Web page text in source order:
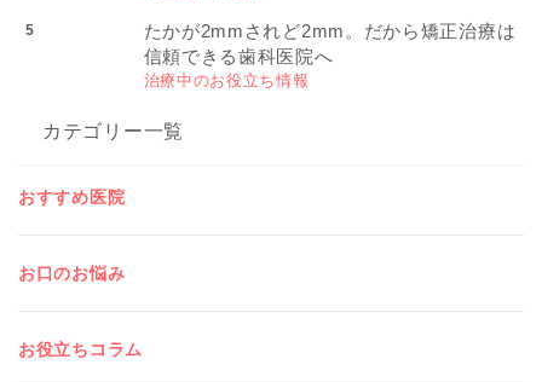
たかが2mmされど2mm。だから矯正治療は
信頼できる歯科医院へ
治療中のお役立ち情報
カテゴリー一覧
おすすめ医院
お口のお悩み
お役立ちコラム